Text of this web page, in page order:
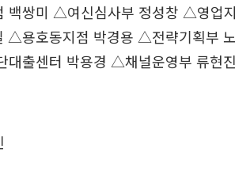
백쌍미 △여신심사부 정성창 △영업
△용호동지점 박경용 △전략기획부
대출센터 박용경 △채널운영부 류현